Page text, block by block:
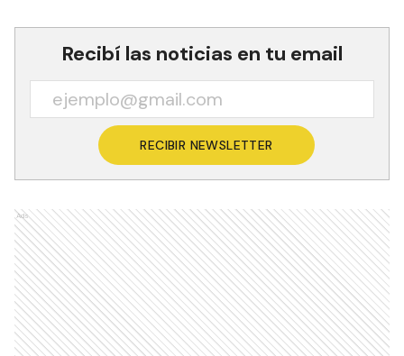
Recibí las noticias en tu email
RECIBIR NEWSLETTER
Ads